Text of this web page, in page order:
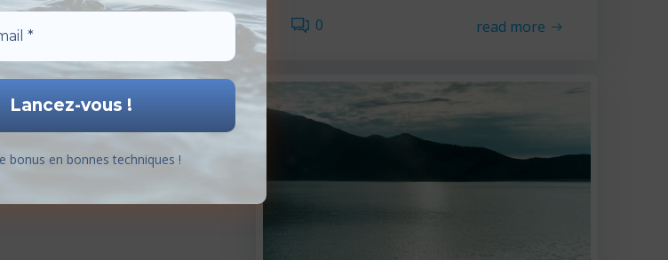
transformative. Tu […]
read more
0 read more
bonus en bonnes techniques !